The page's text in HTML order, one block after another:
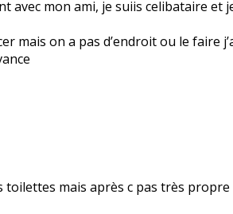
avec mon ami, je suiis celibataire
mais on a pas d’endroit ou le faire
mais après c pas très